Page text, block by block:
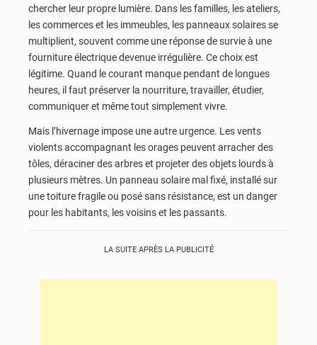
chercher leur propre lumière. Dans les familles, les ateliers,
les commerces et les immeubles, les panneaux solaires se
multiplient, souvent comme une réponse de survie à une
fourniture électrique devenue irrégulière. Ce choix est
légitime. Quand le courant manque pendant de longues
heures, il faut préserver la nourriture, travailler, étudier,
communiquer et même tout simplement vivre.
Mais l’hivernage impose une autre urgence. Les vents
violents accompagnant les orages peuvent arracher des
tôles, déraciner des arbres et projeter des objets lourds à
plusieurs mètres. Un panneau solaire mal fixé, installé sur
une toiture fragile ou posé sans résistance, est un danger
pour les habitants, les voisins et les passants.
LA SUITE APRÈS LA PUBLICITÉ